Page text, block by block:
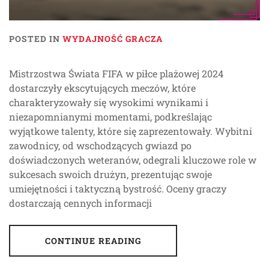
POSTED IN WYDAJNOŚĆ GRACZA
Mistrzostwa Świata FIFA w piłce plażowej 2024
dostarczyły ekscytujących meczów, które
charakteryzowały się wysokimi wynikami i
niezapomnianymi momentami, podkreślając
wyjątkowe talenty, które się zaprezentowały. Wybitni
zawodnicy, od wschodzących gwiazd po
doświadczonych weteranów, odegrali kluczowe role w
sukcesach swoich drużyn, prezentując swoje
umiejętności i taktyczną bystrość. Oceny graczy
dostarczają cennych informacji
CONTINUE READING